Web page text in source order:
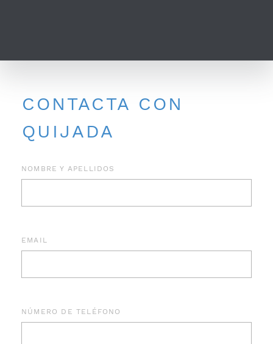
CONTACTA CON
QUIJADA
NOMBRE Y APELLIDOS
EMAIL
NÚMERO DE TELÉFONO